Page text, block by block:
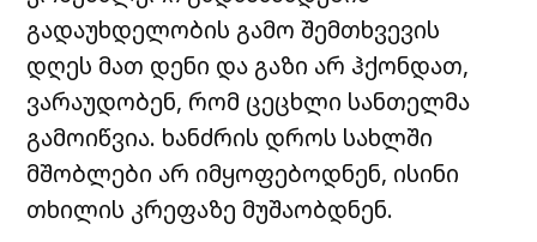
გადაუხდელობის გამო შემთხვევის
დღეს მათ დენი და გაზი არ ჰქონდათ,
ვარაუდობენ, რომ ცეცხლი სანთელმა
გამოიწვია. ხანძრის დროს სახლში
მშობლები არ იმყოფებოდნენ, ისინი
თხილის კრეფაზე მუშაობდნენ.